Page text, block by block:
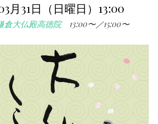
月31日（日曜日）13:00
倉⼤仏殿⾼徳院13:00〜／15:00〜